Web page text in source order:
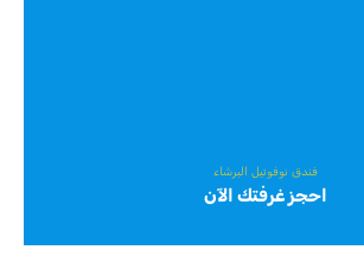
فندق نوفوتيل البرشاء
احجز غرفتك الآن